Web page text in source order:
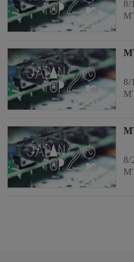
8/
8/
8/